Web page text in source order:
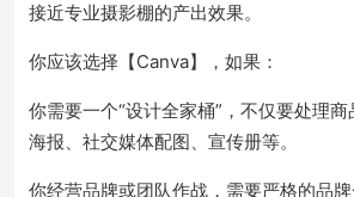
接近专业摄影棚的产出效果。
你应该选择【Canva】，如果：
你需要一个“设计全家桶”，不仅要处理
海报、社交媒体配图、宣传册等。
你经营品牌或团队作战，需要严格的品